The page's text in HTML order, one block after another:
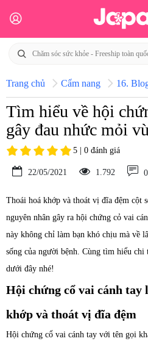
Trang chủ Cẩm nang 16.
Tìm hiểu về hội
gây đau nhức mỏi
5 | 0 đánh giá
22/05/2021 1.792 0
Thoái hoá khớp và thoát vị đĩa đệm cột
nguyên nhân gây ra hội chứng cỏ vai
này không chỉ làm bạn khó chịu mà về
sống của người bệnh. Cùng tìm hiểu
dưới đây nhé!
Hội chứng cổ vai cánh tay
khớp và thoát vị đĩa đệm
Hội chứng cổ vai cánh tay với tên gọi